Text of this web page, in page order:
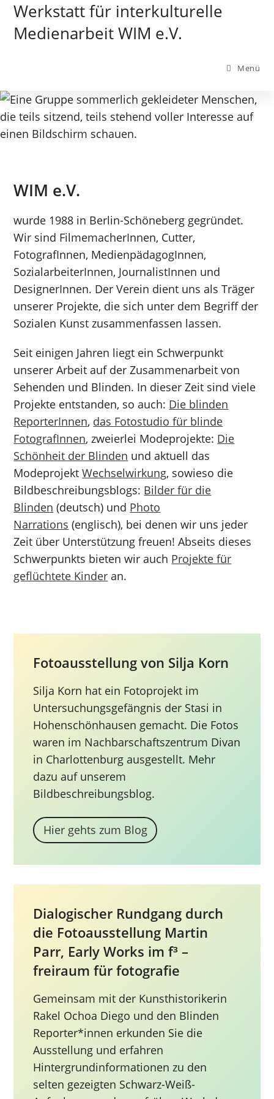
Zum
Inhalt
springen
Werkstatt für interkulturelle
Medienarbeit WIM e.V.
Menü
WIM e.V.
wurde 1988 in Berlin-Schöneberg gegründet.
Wir sind FilmemacherInnen, Cutter,
FotografInnen, MedienpädagogInnen,
SozialarbeiterInnen, JournalistInnen und
DesignerInnen. Der Verein dient uns als Träger
unserer Projekte, die sich unter dem Begriff der
Sozialen Kunst zusammenfassen lassen.
Seit einigen Jahren liegt ein Schwerpunkt
unserer Arbeit auf der Zusammenarbeit von
Sehenden und Blinden. In dieser Zeit sind viele
Projekte entstanden, so auch: Die blinden
ReporterInnen, das Fotostudio für blinde
FotografInnen, zweierlei Modeprojekte: Die
Schönheit der Blinden und aktuell das
ModeprojektWechselwirkung, sowieso die
Bildbeschreibungsblogs: Bilder für die
Blinden (deutsch) und Photo
Narrations (englisch), bei denen wir uns jeder
Zeit über Unterstützung freuen! Abseits dieses
Schwerpunkts bieten wir auch Projekte für
geflüchtete Kinder an.
Fotoausstellung von Silja Korn
Silja Korn hat ein Fotoprojekt im
Untersuchungsgefängnis der Stasi in
Hohenschönhausen gemacht. Die Fotos
waren im Nachbarschaftszentrum Divan
in Charlottenburg ausgestellt. Mehr
dazu auf unserem
Bildbeschreibungsblog.
Hier gehts zum Blog
Dialogischer Rundgang durch
die Fotoausstellung Martin
Parr, Early Works im f³ –
freiraum für fotografie
Gemeinsam mit der Kunsthistorikerin
Rakel Ochoa Diego und den Blinden
Reporter*innen erkunden Sie die
Ausstellung und erfahren
Hintergrundinformationen zu den
selten gezeigten Schwarz-Weiß-